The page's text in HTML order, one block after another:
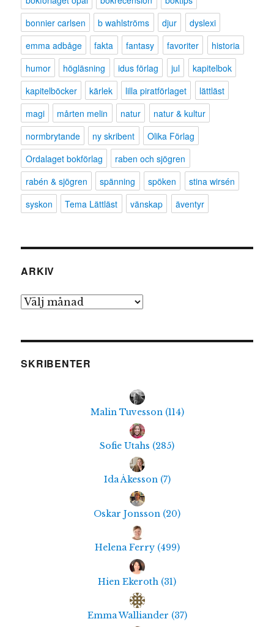
bonnier carlsen
b wahlströms djur
dyslexi
emma adbåge
fakta fantasy favoriter
historia
humor
högläsning idus förlag jul
kapitelbok
kapitelböcker
kärlek lilla piratförlaget
lättläst
magi
mårten melin natur
natur & kultur
normbrytande
ny skribent
Olika Förlag
Ordalaget bokförlag
raben och sjögren
rabén & sjögren
spänning spöken
stina wirsén
syskon
Tema Lättläst vänskap äventyr
ARKIV
Arkiv
SKRIBENTER
Malin Tuvesson (114)
Sofie Utahs (285)
Ida Åkesson (7)
Oskar Jonsson (20)
Helena Ferry (499)
Hien Ekeroth (31)
Emma Walliander (37)